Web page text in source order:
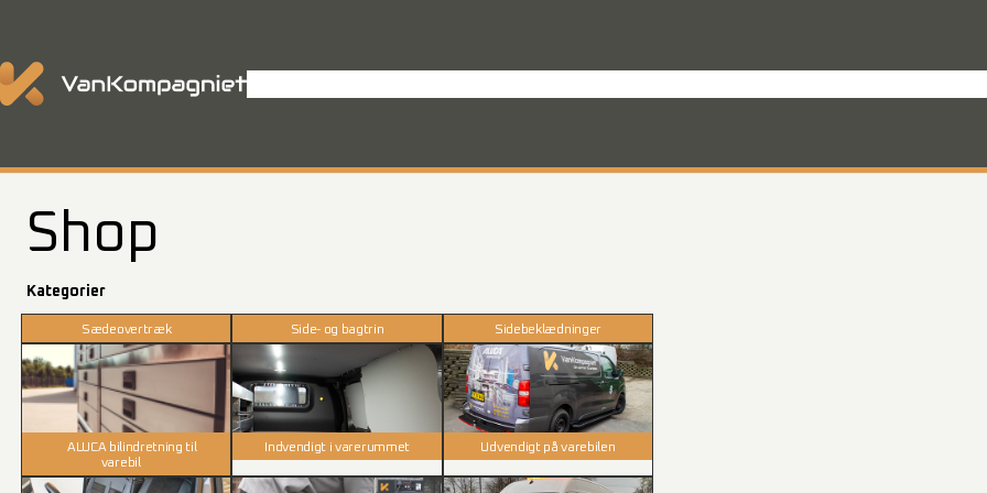
indhold
Shop
Kategorier
Sædeovertræk Side- og bagtrin Sidebeklædninger
ALUCA bilindretning til
varebil
Indvendigt i varerummet Udvendigt på varebilen